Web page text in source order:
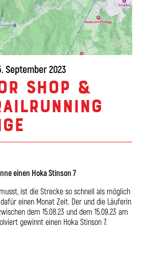
September 2023
Shop &
einen Hoka Stinson 7
ist die Strecke so schnell als möglich
einen Monat Zeit. Der und die Läuferin
dem 15.08.23 und dem 15.09.23 am
gewinnt einen Hoka Stinson 7.